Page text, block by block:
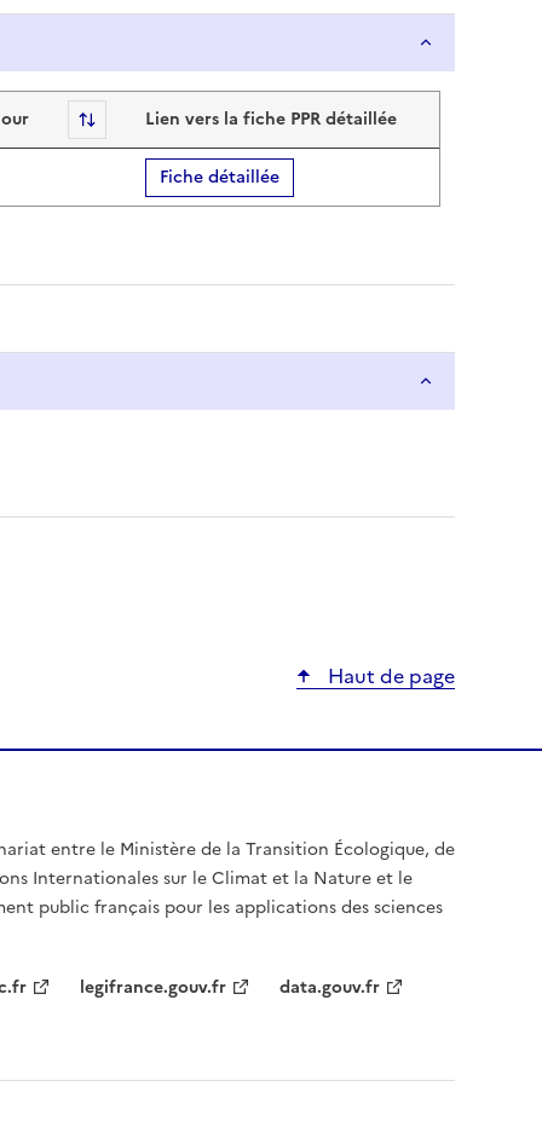
Lien vers la fiche PPR détaillée
Fiche détaillée
Haut de page
entre le Ministère de la Transition Écologique, de
Internationales sur le Climat et la Nature et le
public français pour les applications des sciences
legifrance.gouv.fr data.gouv.fr